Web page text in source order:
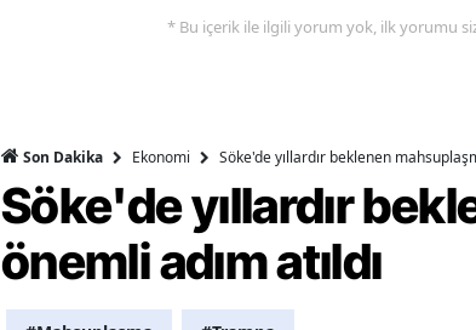
Düzce
* Bu içerik ile ilgili yorum yok, ilk yorumu siz
Son Dakika Ekonomi Söke'de yıllardır beklenen
Söke'de yıllardır
önemli adım atıldı